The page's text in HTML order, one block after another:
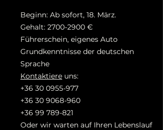
Beginn: Ab sofort, 18. März.
Gehalt: 2700-2900 €
Führerschein, eigenes Auto
Grundkenntnisse der deutschen
Sprache
Kontaktiere uns:
+36 30 0955-977
+36 30 9068-960
+36 99 789-821
Oder wir warten auf Ihren Lebenslauf